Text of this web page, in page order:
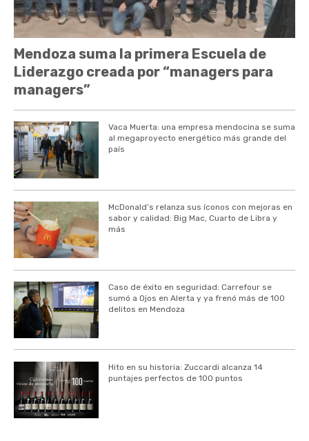
Mendoza suma la primera Escuela de
Liderazgo creada por “managers para
managers”
Vaca Muerta: una empresa mendocina se suma
al megaproyecto energético más grande del
país
McDonald’s relanza sus íconos con mejoras en
sabor y calidad: Big Mac, Cuarto de Libra y
más
Caso de éxito en seguridad: Carrefour se
sumó a Ojos en Alerta y ya frenó más de 100
delitos en Mendoza
Hito en su historia: Zuccardi alcanza 14
puntajes perfectos de 100 puntos